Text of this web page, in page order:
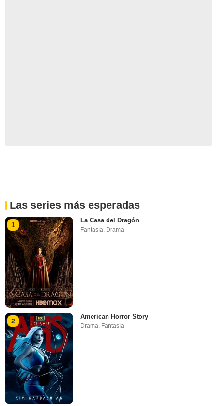
Las series más esperadas
1
La Casa del Dragón
Fantasía Drama
2
American Horror Story
Drama, Fantasía